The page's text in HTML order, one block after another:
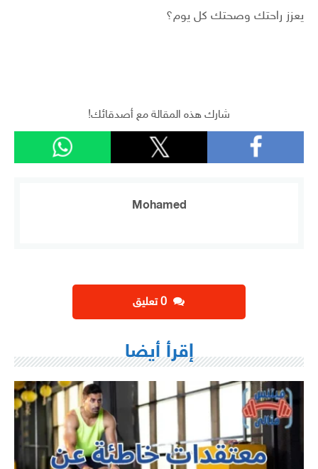
يعزز راحتك وصحتك كل يوم؟
شارك هذه المقالة مع أصدقائك!
Mohamed
إقرأ أيضا